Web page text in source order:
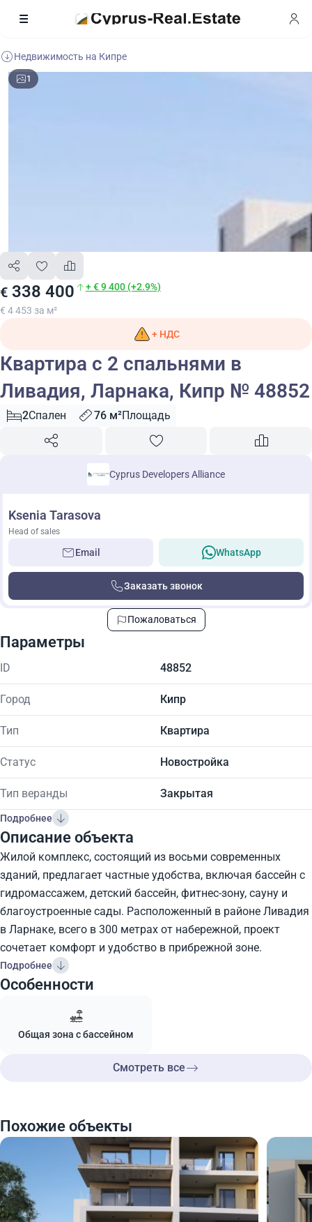
Недвижимость на Кипре
1
€ 338 400 + € 9 400 (+2.9%)
€ 4 453 за м²
+ НДС
Квартира с 2 спальнями в
Ливадия, Ларнака, Кипр № 48852
2Спален 76 м²Площадь
Cyprus Developers Alliance
Ksenia Tarasova
Head of sales
Email WhatsApp
Заказать звонок
Пожаловаться
Параметры
ID 48852
Город Кипр
Тип Квартира
Статус Новостройка
Тип веранды Закрытая
Подробнее
Описание объекта
Жилой комплекс, состоящий из восьми современных
зданий, предлагает частные удобства, включая бассейн с
гидромассажем, детский бассейн, фитнес-зону, сауну и
благоустроенные сады. Расположенный в районе Ливадия
в Ларнаке, всего в 300 метрах от набережной, проект
сочетает комфорт и удобство в прибрежной зоне.
Подробнее
Особенности
Общая зона с бассейном
Смотреть все
Похожие объекты